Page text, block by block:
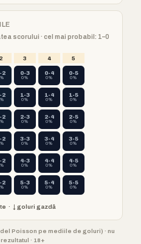
scorului · cel mai probabil: 1–0
2 3 4 5
2 0-3
0%
0-4
0%
0-5
0%
2 1-3
0%
1-4
0%
1-5
0%
2 2-3
0%
2-4
0%
2-5
0%
2 3-3
0%
3-4
0%
3-5
0%
2 4-3
0%
4-4
0%
4-5
0%
2 5-3
0%
5-4
0%
5-5
0%
· ↓ goluri gazdă
Poisson pe mediile de goluri) · nu
· 18+